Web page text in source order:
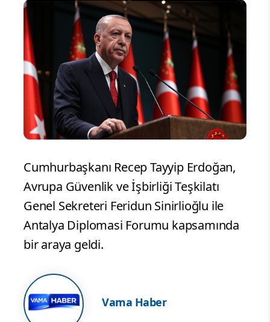
Cumhurbaşkanı Recep Tayyip Erdoğan,
Avrupa Güvenlik ve İşbirliği Teşkilatı
Genel Sekreteri Feridun Sinirlioğlu ile
Antalya Diplomasi Forumu kapsamında
bir araya geldi.
Vama Haber